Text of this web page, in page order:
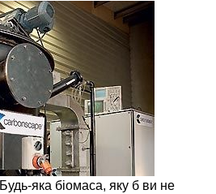
Будь-яка біомаса, яку б ви не